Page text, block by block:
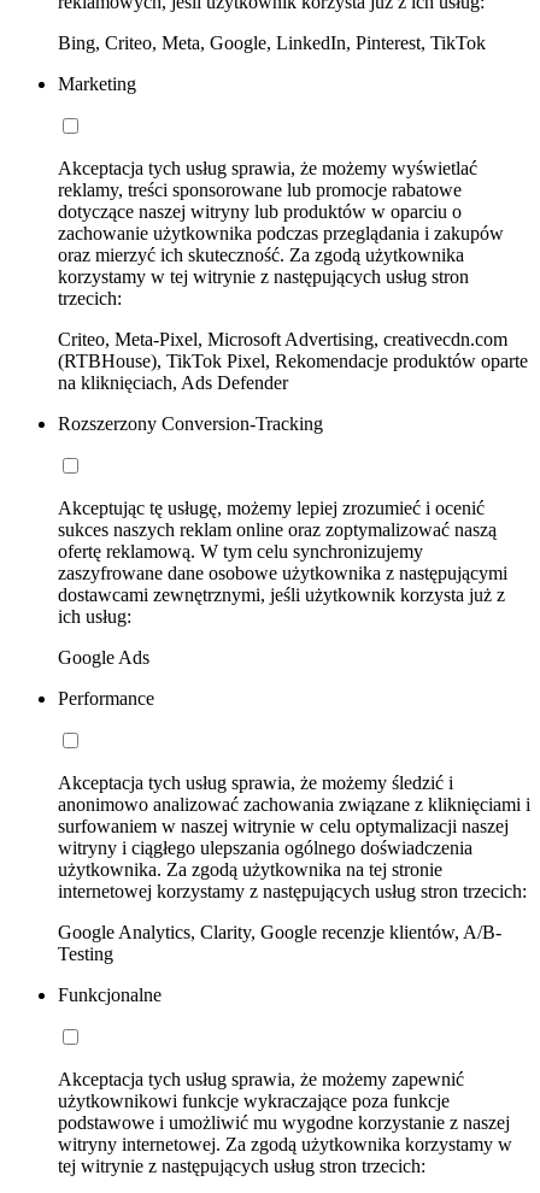
Bing, Criteo, Meta, Google, LinkedIn, Pinterest, TikTok
Marketing
Akceptacja tych usług sprawia, że możemy wyświetlać
reklamy, treści sponsorowane lub promocje rabatowe
dotyczące naszej witryny lub produktów w oparciu o
zachowanie użytkownika podczas przeglądania i zakupów
oraz mierzyć ich skuteczność. Za zgodą użytkownika
korzystamy w tej witrynie z następujących usług stron
trzecich:
Criteo, Meta-Pixel, Microsoft Advertising, creativecdn.com
(RTBHouse), TikTok Pixel, Rekomendacje produktów oparte
na kliknięciach, Ads Defender
Rozszerzony Conversion-Tracking
Akceptując tę usługę, możemy lepiej zrozumieć i ocenić
sukces naszych reklam online oraz zoptymalizować naszą
ofertę reklamową. W tym celu synchronizujemy
zaszyfrowane dane osobowe użytkownika z następującymi
dostawcami zewnętrznymi, jeśli użytkownik korzysta już z
ich usług:
Google Ads
Performance
Akceptacja tych usług sprawia, że możemy śledzić i
anonimowo analizować zachowania związane z kliknięciami i
surfowaniem w naszej witrynie w celu optymalizacji naszej
witryny i ciągłego ulepszania ogólnego doświadczenia
użytkownika. Za zgodą użytkownika na tej stronie
internetowej korzystamy z następujących usług stron trzecich:
Google Analytics, Clarity, Google recenzje klientów, A/B-
Testing
Funkcjonalne
Akceptacja tych usług sprawia, że możemy zapewnić
użytkownikowi funkcje wykraczające poza funkcje
podstawowe i umożliwić mu wygodne korzystanie z naszej
witryny internetowej. Za zgodą użytkownika korzystamy w
tej witrynie z następujących usług stron trzecich: